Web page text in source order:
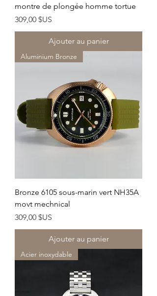
montre de plongée homme tortue
Prix
309,00 $US
Ajouter au panier
Aluminium Bronze
Bronze 6105 sous-marin vert NH35A
movt mechnical
Prix
309,00 $US
Ajouter au panier
Acier inoxydable